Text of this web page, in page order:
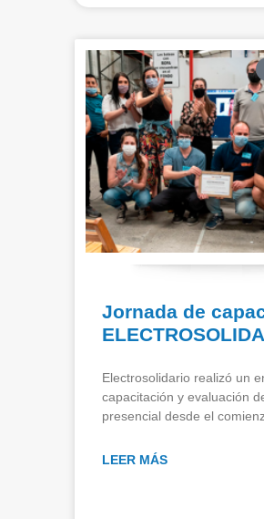
Jornada de
Electrosolidario realizó un
capacitación y evaluación
presencial desde el
LEER MÁS